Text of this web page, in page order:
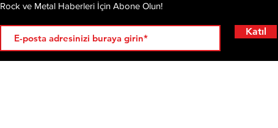
Rock ve Metal Haberleri İçin Abone Olun!
Katıl